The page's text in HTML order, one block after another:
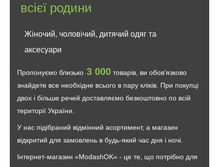
всієї родини
Жіночий, чоловічий, дитячий одяг та
аксесуари
Пропонуємо близько 3 000 товарів, ви обов'язково
знайдете все необхідне всього в пару кліків. При покупці
двох і більше речей доставляємо безкоштовно по всій
території України.
У нас підібраний відмінний асортимент, а магазин
відкритий для замовлень в будь-який час дня і ночі.
Інтернет-магазин «ModashOK» - це те, що потрібно для